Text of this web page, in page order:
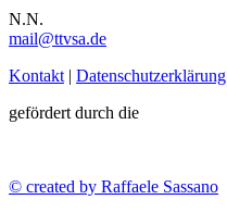
N.N.
mail@ttvsa.de
Kontakt | Datenschutzerklärung
gefördert durch die
© created by Raffaele Sassano